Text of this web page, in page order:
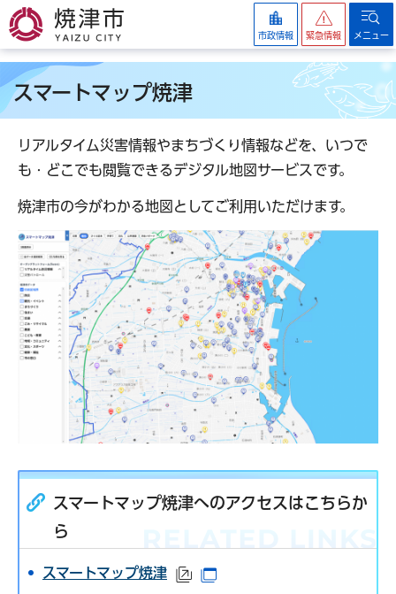
焼津市
市政情報 緊急情報 メニュー
スマートマップ焼津
リアルタイム災害情報やまちづくり情報などを、いつで
も・どこでも閲覧できるデジタル地図サービスです。
焼津市の今がわかる地図としてご利用いただけます。
スマートマップ焼津へのアクセスはこちらか
ら
スマートマップ焼津 （外部サイトへリンク）